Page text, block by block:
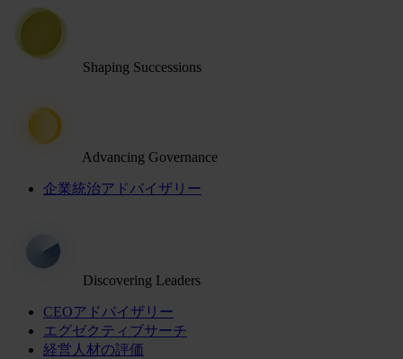
Shaping Successions
Advancing Governance
企業統治アドバイザリー
Discovering Leaders
CEOアドバイザリー
エグゼクティブサーチ
経営人材の評価